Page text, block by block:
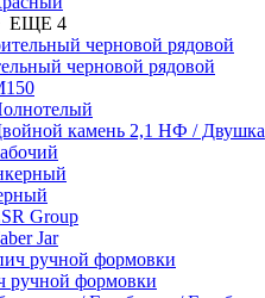
ЕЩЕ 4
черновой рядовой
камень 2,1 НФ / Двушка
Group
Jar
ручной формовки